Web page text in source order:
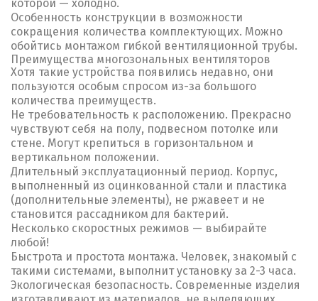
которой — холодно.
Особенность конструкции в возможности
сокращения количества комплектующих. Можно
обойтись монтажом гибкой вентиляционной трубы.
Преимущества многозональных вентиляторов
Хотя такие устройства появились недавно, они
пользуются особым спросом из-за большого
количества преимуществ.
Не требовательность к расположению. Прекрасно
чувствуют себя на полу, подвесном потолке или
стене. Могут крепиться в горизонтальном и
вертикальном положении.
Длительный эксплуатационный период. Корпус,
выполненный из оцинкованной стали и пластика
(дополнительные элементы), не ржавеет и не
становится рассадником для бактерий.
Несколько скоростных режимов — выбирайте
любой!
Быстрота и простота монтажа. Человек, знакомый с
такими системами, выполнит установку за 2-3 часа.
Экологическая безопасность. Современные изделия